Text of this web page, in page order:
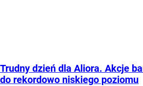
Trudny dzień dla Aliora. Akcje
do rekordowo niskiego poziomu